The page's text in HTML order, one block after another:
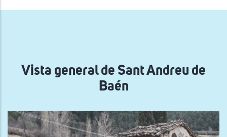
ayuda
Vista general de Sant Andreu de
Baén